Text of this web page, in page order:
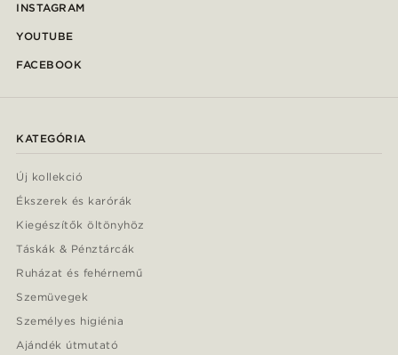
INSTAGRAM
YOUTUBE
FACEBOOK
KATEGÓRIA
Új kollekció
Ékszerek és karórák
Kiegészítők öltönyhöz
Táskák & Pénztárcák
Ruházat és fehérnemű
Szemüvegek
Személyes higiénia
Ajándék útmutató